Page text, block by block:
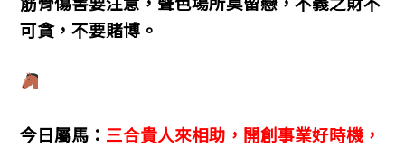
可貪，不要賭博。
今日屬馬： 三合貴人來相助，開創事業好時機，